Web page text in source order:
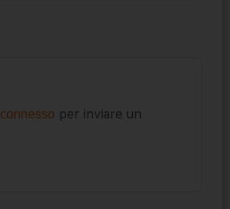
connesso per inviare un